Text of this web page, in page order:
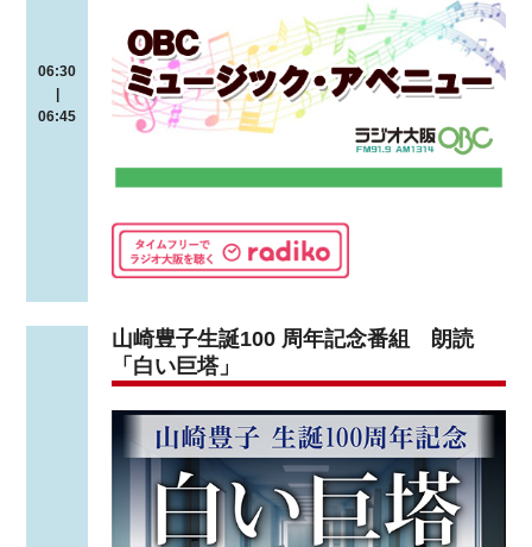
06:30
06:45
山崎豊子生誕100 周年記念番組 朗読
「白い巨塔」